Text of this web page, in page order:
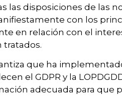
las disposiciones de las
con los
en relación con el
tratados.
que ha
el GDPR y la
adecuada para que